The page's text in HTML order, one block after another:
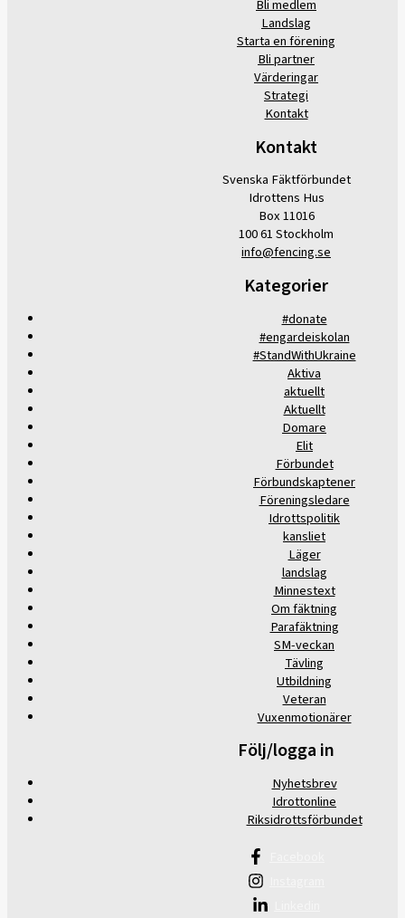
Bli medlem
Landslag
Starta en förening
Bli partner
Värderingar
Strategi
Kontakt
Kontakt
Svenska Fäktförbundet
Idrottens Hus
Box 11016
100 61 Stockholm
info@fencing.se
Kategorier
#donate
#engardeiskolan
#StandWithUkraine
Aktiva
aktuellt
Aktuellt
Domare
Elit
Förbundet
Förbundskaptener
Föreningsledare
Idrottspolitik
kansliet
Läger
landslag
Minnestext
Om fäktning
Parafäktning
SM-veckan
Tävling
Utbildning
Veteran
Vuxenmotionärer
Följ/logga in
Nyhetsbrev
Idrottonline
Riksidrottsförbundet